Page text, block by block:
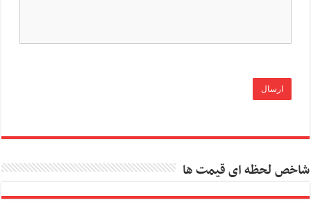
شاخص لحظه ای قیمت ها